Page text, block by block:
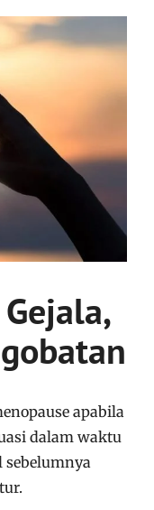
apabila
dalam waktu